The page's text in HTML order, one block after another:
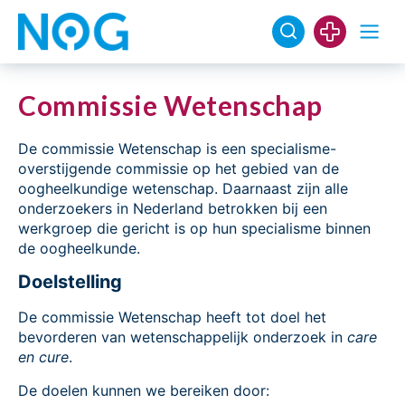
Commissie Wetenschap
De commissie Wetenschap is een specialisme-
overstijgende commissie op het gebied van de
oogheelkundige wetenschap. Daarnaast zijn alle
onderzoekers in Nederland betrokken bij een
werkgroep die gericht is op hun specialisme binnen
de oogheelkunde.
Doelstelling
De commissie Wetenschap heeft tot doel het
bevorderen van wetenschappelijk onderzoek in care
en cure.
De doelen kunnen we bereiken door: